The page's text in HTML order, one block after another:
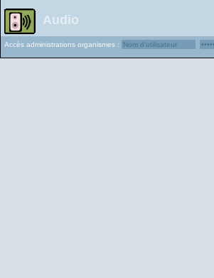
Audio
Accès administrations organismes :